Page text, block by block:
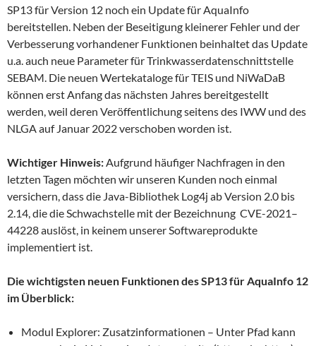
SP13 für Version 12 noch ein Update für AquaInfo
bereitstellen. Neben der Beseitigung kleinerer Fehler und der
Verbesserung vorhandener Funktionen beinhaltet das Update
u.a. auch neue Parameter für Trinkwasserdatenschnittstelle
SEBAM. Die neuen Wertekataloge für TEIS und NiWaDaB
können erst Anfang das nächsten Jahres bereitgestellt
werden, weil deren Veröffentlichung seitens des IWW und des
NLGA auf Januar 2022 verschoben worden ist.
Wichtiger Hinweis:Aufgrund häufiger Nachfragen in den
letzten Tagen möchten wir unseren Kunden noch einmal
versichern, dass die Java-Bibliothek Log4j ab Version 2.0 bis
2.14, die die Schwachstelle mit der Bezeichnung CVE-2021–
44228 auslöst, in keinem unserer Softwareprodukte
implementiert ist.
Die wichtigsten neuen Funktionen des SP13 für AquaInfo 12
im Überblick:
Modul Explorer: Zusatzinformationen – Unter Pfad kann